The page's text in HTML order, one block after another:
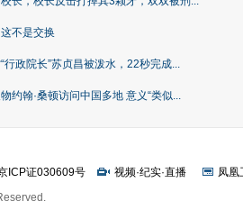
不是交换
行政院长”苏贞昌被泼水，22秒完成...
约翰·桑顿访问中国多地 意义“类似...
ICP证030609号 视频·纪实·直播
凤凰